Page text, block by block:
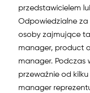
przedstawicielem
Odpowiedzialne
osoby zajmujące
manager, product
manager.
przeważnie od
manager